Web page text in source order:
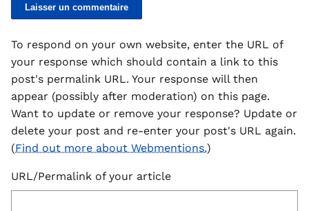
To respond on your own website, enter the URL of
your response which should contain a link to this
post's permalink URL. Your response will then
appear (possibly after moderation) on this page.
Want to update or remove your response? Update or
delete your post and re-enter your post's URL again.
(Find out more about Webmentions.)
URL/Permalink of your article